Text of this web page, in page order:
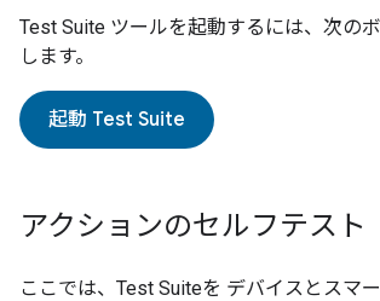
Test Suite ツールを起動するには、次の
します。
起動 Test Suite
アクションのセルフテスト
ここでは、 Test Suiteを デバイスとスマ